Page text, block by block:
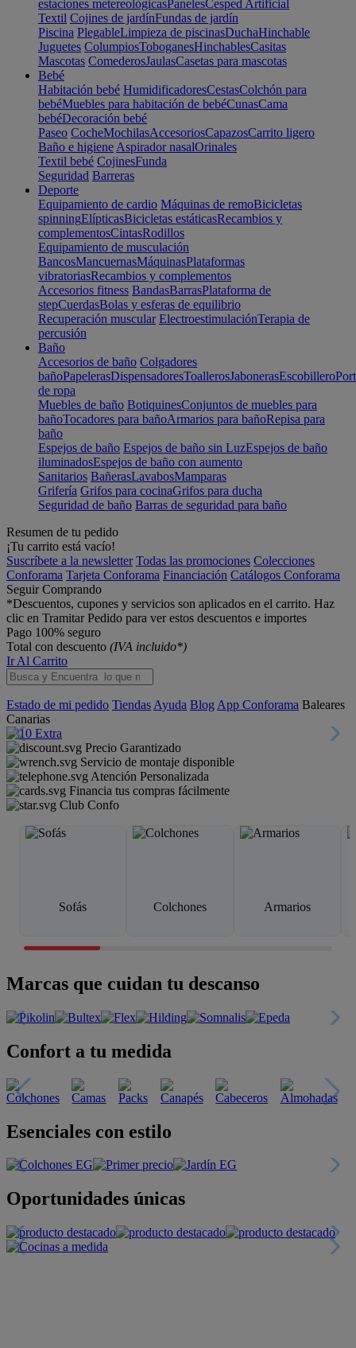
estaciones metereológicasPanelesCesped Artificial
Textil Cojines de jardínFundas de jardín
Piscina PlegableLimpieza de piscinasDuchaHinchable
Juguetes ColumpiosToboganesHinchablesCasitas
Mascotas ComederosJaulasCasetas para mascotas
Bebé
Habitación bebé HumidificadoresCestasColchón para
bebéMuebles para habitación de bebéCunasCama
bebéDecoración bebé
Paseo CocheMochilasAccesoriosCapazosCarrito ligero
Baño e higiene Aspirador nasalOrinales
Textil bebé CojinesFunda
Seguridad Barreras
Deporte
Equipamiento de cardio Máquinas de remoBicicletas
spinningElípticasBicicletas estáticasRecambios y
complementosCintasRodillos
Equipamiento de musculación
BancosMancuernasMáquinasPlataformas
vibratoriasRecambios y complementos
Accesorios fitness BandasBarrasPlataforma de
stepCuerdasBolas y esferas de equilibrio
Recuperación muscular ElectroestimulaciónTerapia de
percusión
Baño
Accesorios de baño Colgadores
bañoPapelerasDispensadoresToallerosJabonerasEscobillero
de ropa
Muebles de baño BotiquinesConjuntos de muebles para
bañoTocadores para bañoArmarios para bañoRepisa para
baño
Espejos de baño Espejos de baño sin LuzEspejos de baño
iluminadosEspejos de baño con aumento
Sanitarios BañerasLavabosMamparas
Grifería Grifos para cocinaGrifos para ducha
Seguridad de baño Barras de seguridad para baño
Resumen de tu pedido
¡Tu carrito está vacío!
Suscríbete a la newsletter Todas las promociones Colecciones
Conforama Tarjeta Conforama Financiación Catálogos Conforama
Seguir Comprando
*Descuentos, cupones y servicios son aplicados en el carrito. Haz
clic en Tramitar Pedido para ver estos descuentos e importes
Pago 100% seguro
Total con descuento (IVA incluido*)
Ir Al Carrito
Estado de mi pedido Tiendas Ayuda Blog App Conforama Baleares
Canarias
Precio Garantizado
Servicio de montaje disponible
Atención Personalizada
Financia tus compras fácilmente
Club Confo
Sofás Colchones Armarios
Marcas que cuidan tu descanso
Confort a tu medida
Esenciales con estilo
Oportunidades únicas